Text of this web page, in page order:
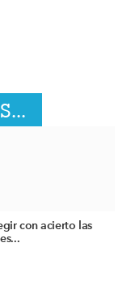
con acierto las